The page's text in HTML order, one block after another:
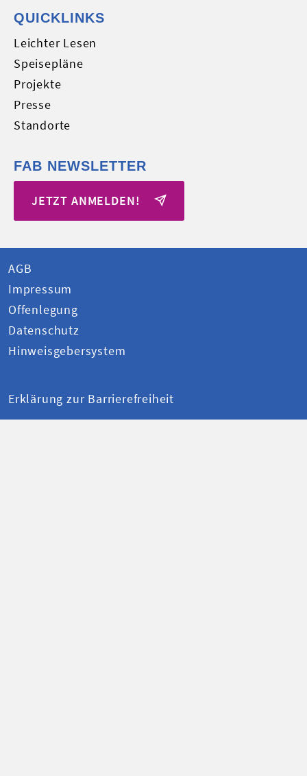
QUICKLINKS
Leichter Lesen
Speisepläne
Projekte
Presse
Standorte
FAB NEWSLETTER
JETZT ANMELDEN!
AGB
Impressum
Offenlegung
Datenschutz
Hinweisgebersystem
Erklärung zur Barrierefreiheit